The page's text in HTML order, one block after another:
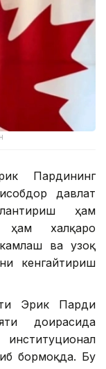
Пардининг
давлат
ҳам
ҳам халқаро
ва узоқ
кенгайтириш
Эрик Парди
доирасида
бормоқда. Бу